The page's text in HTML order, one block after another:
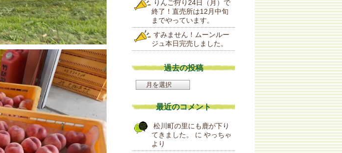
りんご狩り24日（月）で
終了！直売所は12月中旬
までやっています。
すみません！ムーンルー
ジュ本日完売しました。
過去の投稿
去
投
最近のコメント
松川町の里にも鹿が下り
てきました。
に やっちゃ
より